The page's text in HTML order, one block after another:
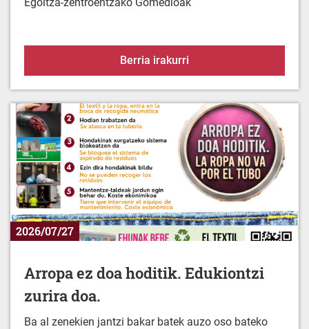
Berria irakurri
2026/07/27
Arropa ez doa hoditik. Edukiontzi
zurira doa.
Ba al zenekien jantzi bakar batek auzo oso bateko